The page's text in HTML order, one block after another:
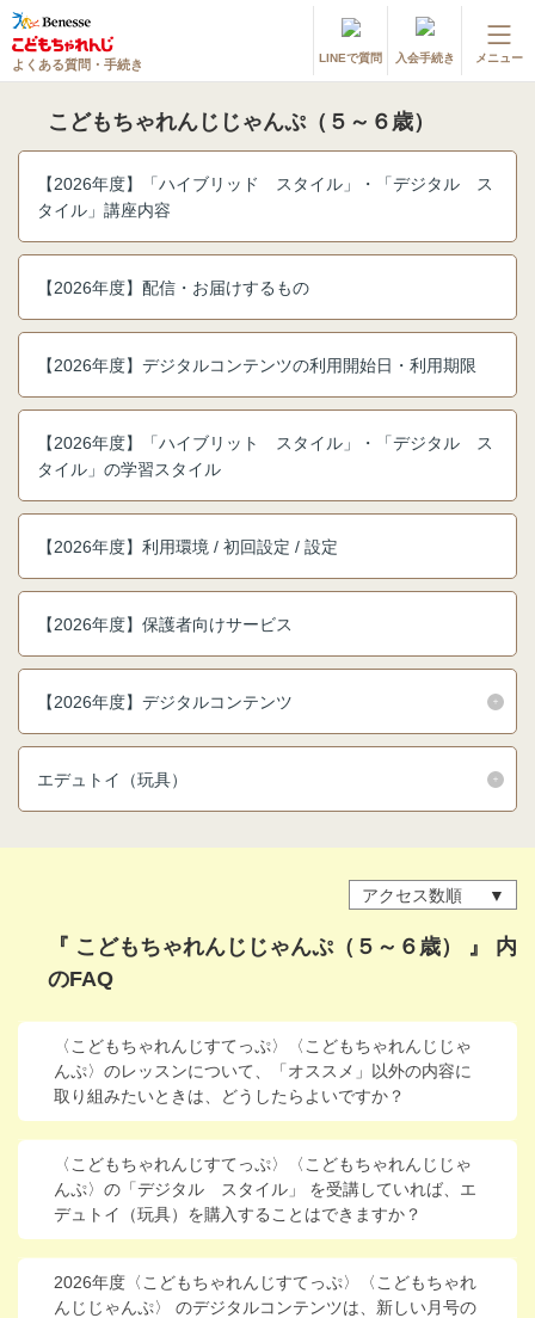
よくある質問・手続き LINEで質問 入会手続き メニュー
会員ページへログイン
よくある質問・お問い合わせ
カテゴリーから探す
お問い合わせ窓口
他の講座のよくある質問・手続きはこちら
進研ゼミ 小学講座
進研ゼミ 中学講座
進研ゼミ 高校講座
こどもちゃれんじのご紹介はこちら
こどもちゃれんじじゃんぷ（５～６歳）
【2026年度】「ハイブリッド スタイル」・「デジタル ス
タイル」講座内容
【2026年度】配信・お届けするもの
【2026年度】デジタルコンテンツの利用開始日・利用期限
【2026年度】「ハイブリット スタイル」・「デジタル ス
タイル」の学習スタイル
【2026年度】利用環境 / 初回設定 / 設定
【2026年度】保護者向けサービス
【2026年度】デジタルコンテンツ
エデュトイ（玩具）
アクセス数順
『 こどもちゃれんじじゃんぷ（５～６歳） 』 内
のFAQ
〈こどもちゃれんじすてっぷ〉〈こどもちゃれんじじゃ
んぷ〉のレッスンについて、「オススメ」以外の内容に
取り組みたいときは、どうしたらよいですか？
〈こどもちゃれんじすてっぷ〉〈こどもちゃれんじじゃ
んぷ〉の「デジタル スタイル」 を受講していれば、エ
デュトイ（玩具）を購入することはできますか？
2026年度〈こどもちゃれんじすてっぷ〉〈こどもちゃれ
んじじゃんぷ〉 のデジタルコンテンツは、新しい月号の